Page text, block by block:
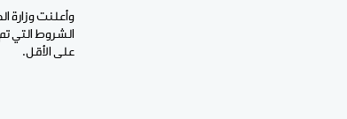
وأعلنت وزارة
على الأقل.